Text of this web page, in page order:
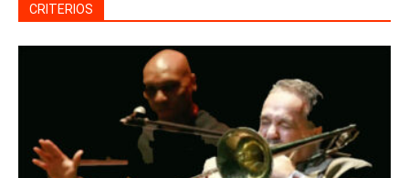
CRITERIOS